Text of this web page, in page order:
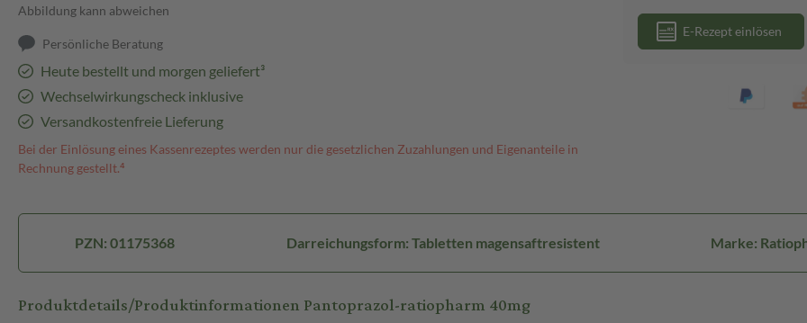
Abbildung kann abweichen
Persönliche Beratung
Heute bestellt und morgen geliefert³
Wechselwirkungscheck inklusive
Versandkostenfreie Lieferung
Bei der Einlösung eines Kassenrezeptes werden nur die gesetzlichen Zuzahlungen und Eigenanteile in
Rechnung gestellt.⁴
E-Rezept einlösen
PZN: 01175368 Darreichungsform: Tabletten magensaftresistent Marke:
Produktdetails/Produktinformationen Pantoprazol-ratiopharm 40mg